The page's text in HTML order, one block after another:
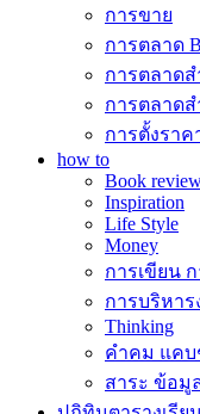
การขาย
การตลาด
การตลาด
การตลาด
การตั้งราค
how to
Book
Inspiration
Life Style
Money
การเขียน ก
การบริหา
Thinking
คำคม แค
สาระ ข้อมู